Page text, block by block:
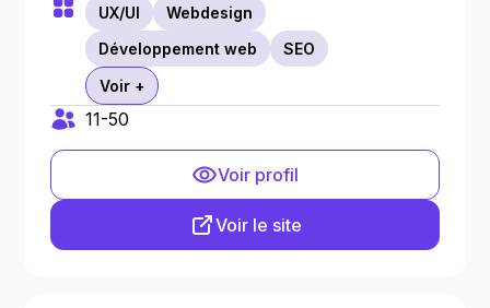
UX/UI
Webdesign
Développement web
SEO
Voir +
11-50
Voir profil
Voir le site